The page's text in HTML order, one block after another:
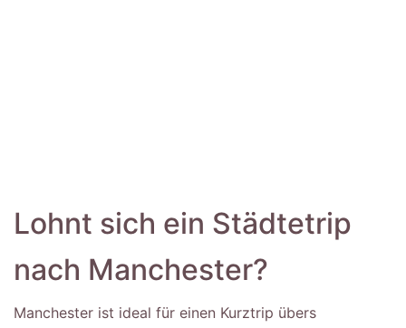
Lohnt sich ein Städtetrip
nach Manchester?
Manchester ist ideal für einen Kurztrip übers